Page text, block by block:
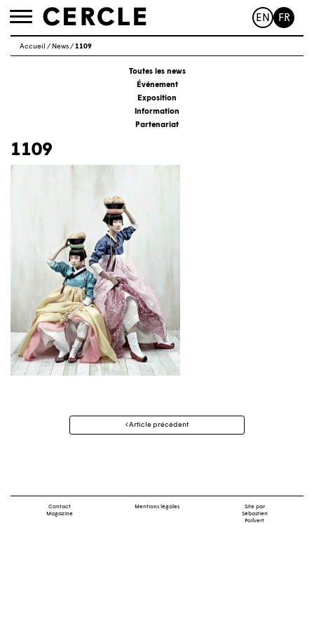
Toggle
EN FR
Accueil / News/ 1109
Toutes les news
Événement
Exposition
Information
Partenariat
1109
Navigation
Article précédent
Contact
Magazine
Mentions légales
Site par
Sébastien
Poilvert